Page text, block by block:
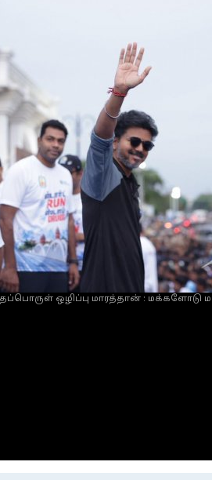
ஒழிப்பு மாரத்தான் : மக்களோடு